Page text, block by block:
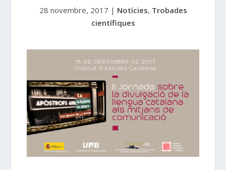
28 novembre, 2017 | Notícies, Trobades
científiques